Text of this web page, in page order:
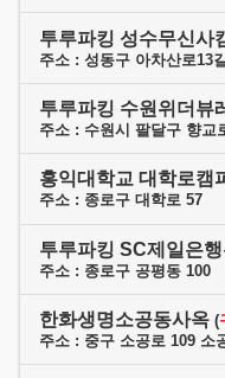
투루파킹 성수무신사
주소 : 성동구 아차산로13
투루파킹 수원위더뷰
주소 : 수원시 팔달구 향교
홍익대학교 대학로캠
주소 : 종로구 대학로 57
투루파킹 SC제일은행
주소 : 종로구 공평동 100
한화생명소공동사옥 (
주소 : 중구 소공로 109 소